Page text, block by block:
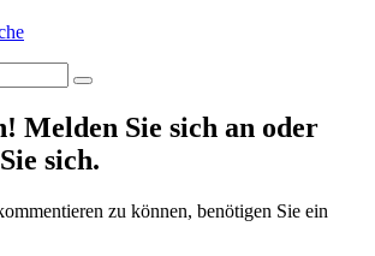
Melden Sie sich an oder
sich.
zu können, benötigen Sie ein